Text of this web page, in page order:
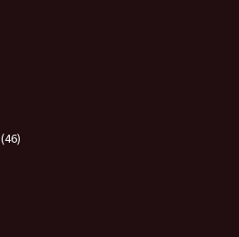
(46)